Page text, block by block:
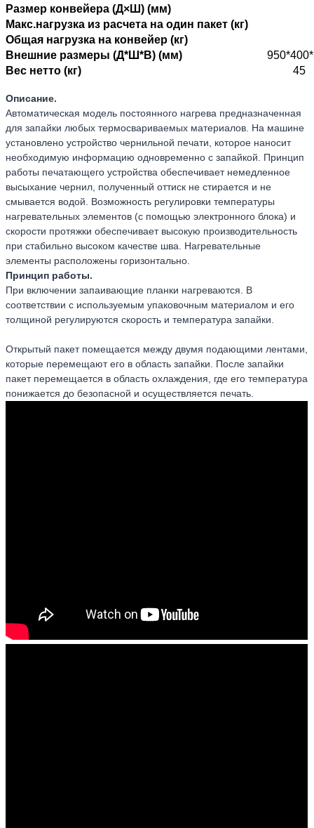
Размер конвейера (Д×Ш) (мм)
Макс.нагрузка из расчета на один пакет(кг)
Общая нагрузка на конвейер (кг)
Внешние размеры (Д*Ш*В) (мм)
Вес нетто (кг)
45
Описание.
Автоматическая модель постоянного нагрева предназначенная
для запайки любых термосвариваемых материалов. На машине
установлено устройство чернильной печати, которое наносит
необходимую информацию одновременно с запайкой. Принцип
работы печатающего устройства обеспечивает немедленное
высыхание чернил, полученный оттиск не стирается и не
смывается водой. Возможность регулировки температуры
нагревательных элементов (с помощью электронного блока) и
скорости протяжки обеспечивает высокую производительность
при стабильно высоком качестве шва. Нагревательные
элементы расположены горизонтально.
Принцип работы.
При включении запаивающие планки нагреваются. В
соответствии с используемым упаковочным материалом и его
толщиной регулируются скорость и температура запайки.
Открытый пакет помещается между двумя подающими лентами,
которые перемещают его в область запайки. После запайки
пакет перемещается в область охлаждения, где его температура
понижается до безопасной и осуществляется печать.